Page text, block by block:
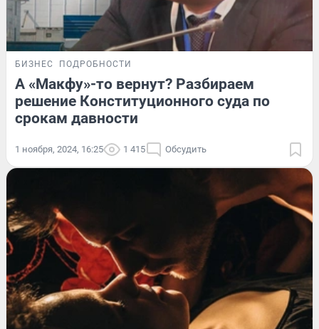
БИЗНЕС ПОДРОБНОСТИ
А «Макфу»-то вернут? Разбираем
решение Конституционного суда по
срокам давности
1 ноября, 2024, 16:25 1 415 Обсудить